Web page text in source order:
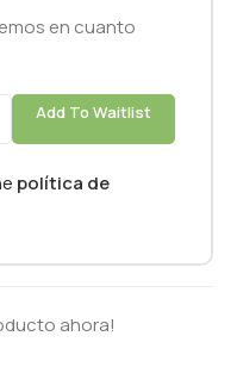
en cuanto
Add To Waitlist
política de
ahora!